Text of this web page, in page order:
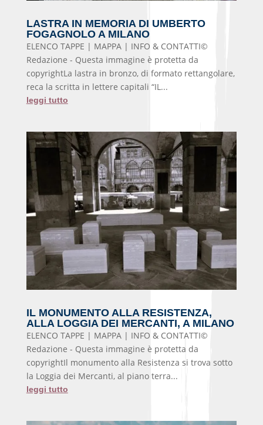
LASTRA IN MEMORIA DI UMBERTO
FOGAGNOLO A MILANO
ELENCO TAPPE | MAPPA | INFO & CONTATTI©
Redazione - Questa immagine è protetta da
copyrightLa lastra in bronzo, di formato rettangolare,
reca la scritta in lettere capitali “IL...
leggi tutto
IL MONUMENTO ALLA RESISTENZA,
ALLA LOGGIA DEI MERCANTI, A MILANO
ELENCO TAPPE | MAPPA | INFO & CONTATTI©
Redazione - Questa immagine è protetta da
copyrightIl monumento alla Resistenza si trova sotto
la Loggia dei Mercanti, al piano terra...
leggi tutto